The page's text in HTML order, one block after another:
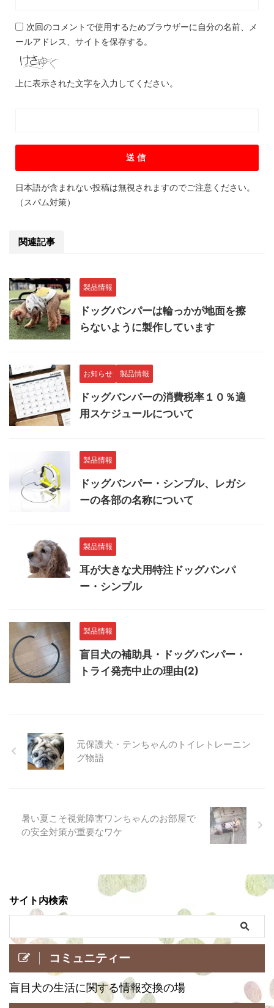
次回のコメントで使用するためブラウザーに自分の名前、メ
ールアドレス、サイトを保存する。
上に表示された文字を入力してください。
日本語が含まれない投稿は無視されますのでご注意ください。
（スパム対策）
関連記事
製品情報
ドッグバンパーは輪っかが地面を擦
らないように製作しています
お知らせ 製品情報
ドッグバンパーの消費税率１０％適
用スケジュールについて
製品情報
ドッグバンパー・シンプル、レガシ
ーの各部の名称について
製品情報
耳が大きな犬用特注ドッグバンパ
ー・シンプル
製品情報
盲目犬の補助具・ドッグバンパー・
トライ発売中止の理由(2)
元保護犬・テンちゃんのトイレトレーニン
グ物語
暑い夏こそ視覚障害ワンちゃんのお部屋で
の安全対策が重要なワケ
サイト内検索
コミュニティー
盲目犬の生活に関する情報交換の場